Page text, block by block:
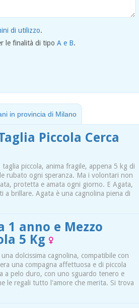
di utilizzo.
le finalità di tipo A e B.
in provincia di Milano
Piccola Cerca
piccola, anima fragile, appena 5 kg di
rubato ogni speranza. Ma i volontari non
protetta e amata ogni giorno. E Agata,
brillare. Agata è una cagnolina piena di
1 anno e Mezzo
5 Kg
dolcissima cagnolina, compatibile con
una compagna affettuosa e di piccola
a pelo duro, con uno sguardo tenero e
le regali tutto l'amore che merita. Si trova